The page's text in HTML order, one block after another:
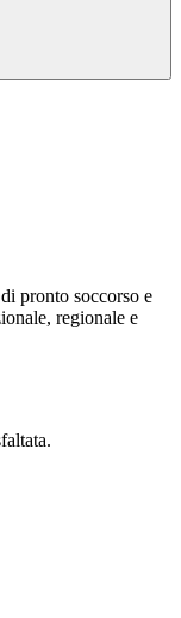
pronto soccorso e
regionale e